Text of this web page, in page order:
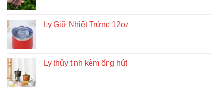
Ly Giữ Nhiệt Trứng 12oz
Ly thủy tinh kèm ống hút